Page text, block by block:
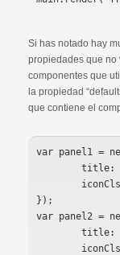
Si has notado hay
propiedades que no
componentes que
la propiedad
que contiene el
var panel1 =
});
var panel2 =